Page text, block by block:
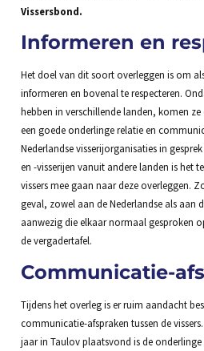
Vissersbond.
Informeren en
Het doel van dit soort overleggen is om
informeren en bovenal te respecteren.
hebben in verschillende landen, komen
een goede onderlinge relatie en
Nederlandse visserijorganisaties in
en -visserijen vanuit andere landen is het
vissers mee gaan naar deze overleggen.
geval, zowel aan de Nederlandse als aan
aanwezig die elkaar normaal gesproken
de vergadertafel.
Communicatie-
Tijdens het overleg is er ruim aandacht
communicatie-afspraken tussen de
jaar in Taulov plaatsvond is de